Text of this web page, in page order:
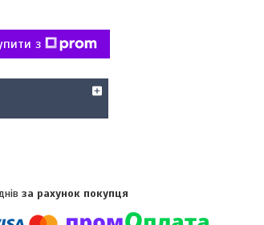
з
за рахунок покупця